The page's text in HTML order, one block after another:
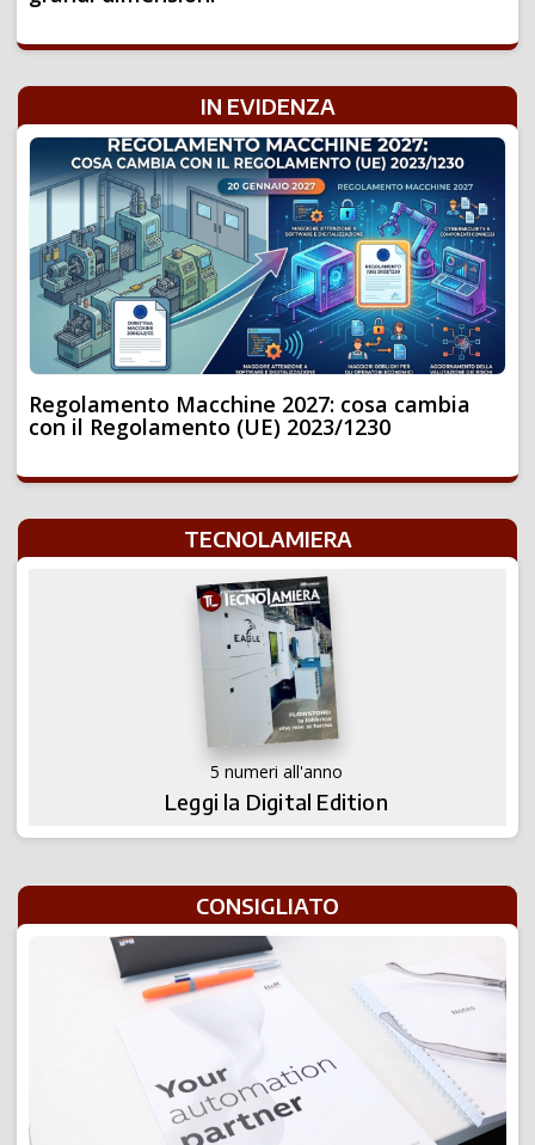
IN EVIDENZA
Regolamento Macchine 2027: cosa cambia
con il Regolamento (UE) 2023/1230
TECNOLAMIERA
5 numeri all'anno
Leggi la Digital Edition
CONSIGLIATO